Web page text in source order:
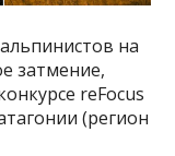
на
затмение,
reFocus
(регион